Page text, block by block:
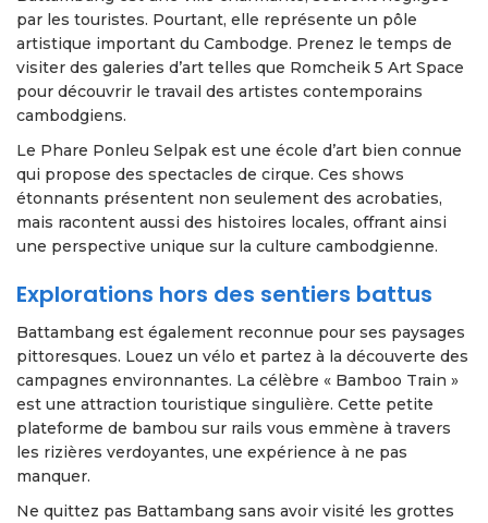
par les touristes. Pourtant, elle représente un pôle
artistique important du Cambodge. Prenez le temps de
visiter des galeries d’art telles que Romcheik 5 Art Space
pour découvrir le travail des artistes contemporains
cambodgiens.
Le Phare Ponleu Selpak est une école d’art bien connue
qui propose des spectacles de cirque. Ces shows
étonnants présentent non seulement des acrobaties,
mais racontent aussi des histoires locales, offrant ainsi
une perspective unique sur la culture cambodgienne.
Explorations hors des sentiers battus
Battambang est également reconnue pour ses paysages
pittoresques. Louez un vélo et partez à la découverte des
campagnes environnantes. La célèbre « Bamboo Train »
est une attraction touristique singulière. Cette petite
plateforme de bambou sur rails vous emmène à travers
les rizières verdoyantes, une expérience à ne pas
manquer.
Ne quittez pas Battambang sans avoir visité les grottes